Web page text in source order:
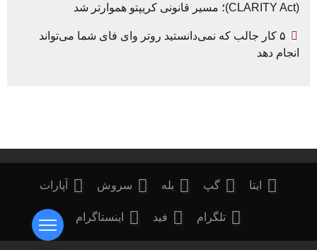
(CLARITY Act)؛ مسیر قانونی کریپتو هموارتر شد
۵ کار جالب که نمی‌دانستید روتر وای فای شما می‌تواند
انجام دهد
ایتا گپ بله سروش آپارات
تلگرام فید اینستاگرام